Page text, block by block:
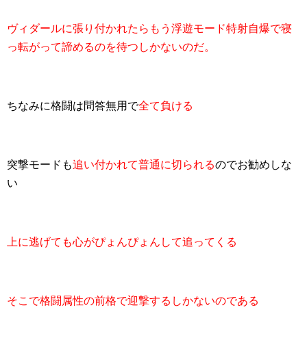
ヴィダールに張り付かれたらもう浮遊モード特射自爆で寝
っ転がって諦めるのを待つしかないのだ。
ちなみに格闘は問答無用で全て負ける
突撃モードも追い付かれて普通に切られるのでお勧めしな
い
上に逃げても心がぴょんぴょんして追ってくる
そこで格闘属性の前格で迎撃するしかないのである